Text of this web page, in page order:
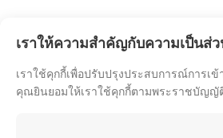
เราให้ความสำคัญกับความเป็นส่
เราใช้คุกกี้เพื่อปรับปรุงประสบการณ์การเ
คุณยินยอมให้เราใช้คุกกี้ตามพระราชบัญญั